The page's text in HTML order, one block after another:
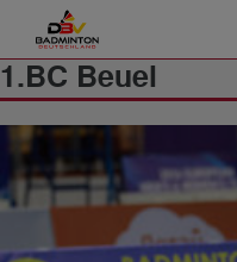
1.BC Beuel